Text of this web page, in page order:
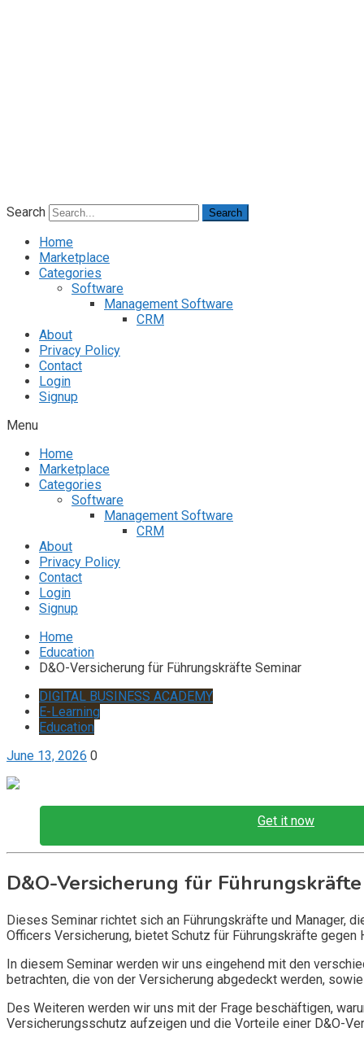
Search Search
Home
Marketplace
Categories
Software
Management Software
CRM
About
Privacy Policy
Contact
Login
Signup
Menu
Home
Marketplace
Categories
Software
Management Software
CRM
About
Privacy Policy
Contact
Login
Signup
Home
Education
D&O-Versicherung für Führungskräfte Seminar
DIGITAL BUSINESS ACADEMY
E-Learning
Education
June 13, 2026 0
Get it now
D&O-Versicherung für
Dieses Seminar richtet sich an Führungskräfte und Manager,
Officers Versicherung, bietet Schutz für Führungskräfte
In diesem Seminar werden wir uns eingehend mit den
betrachten, die von der Versicherung abgedeckt werden,
Des Weiteren werden wir uns mit der Frage beschäftigen,
Versicherungsschutz aufzeigen und die Vorteile einer D&O-